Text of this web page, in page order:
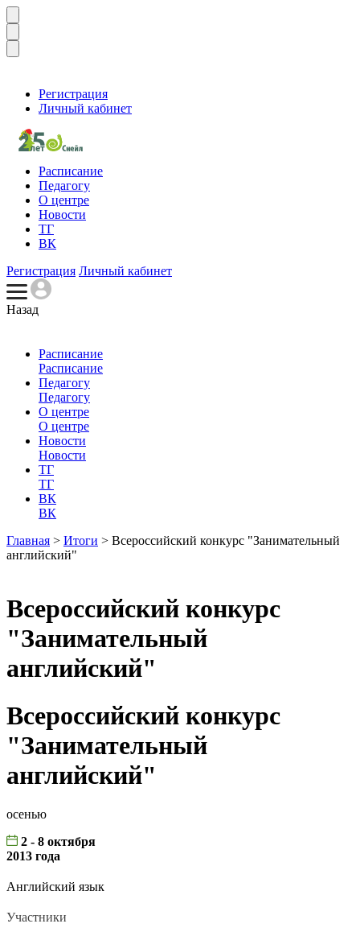
Регистрация
Личный кабинет
Расписание
Педагогу
О центре
Новости
ТГ
ВК
Регистрация Личный кабинет
Назад
Расписание
Расписание
Педагогу
Педагогу
О центре
О центре
Новости
Новости
ТГ
ТГ
ВК
ВК
Главная > Итоги > Всероссийский конкурс "Занимательный
английский"
Всероссийский конкурс
"Занимательный
английский"
Всероссийский конкурс
"Занимательный
английский"
осенью
2 - 8 октября
2013 года
Английский язык
Участники